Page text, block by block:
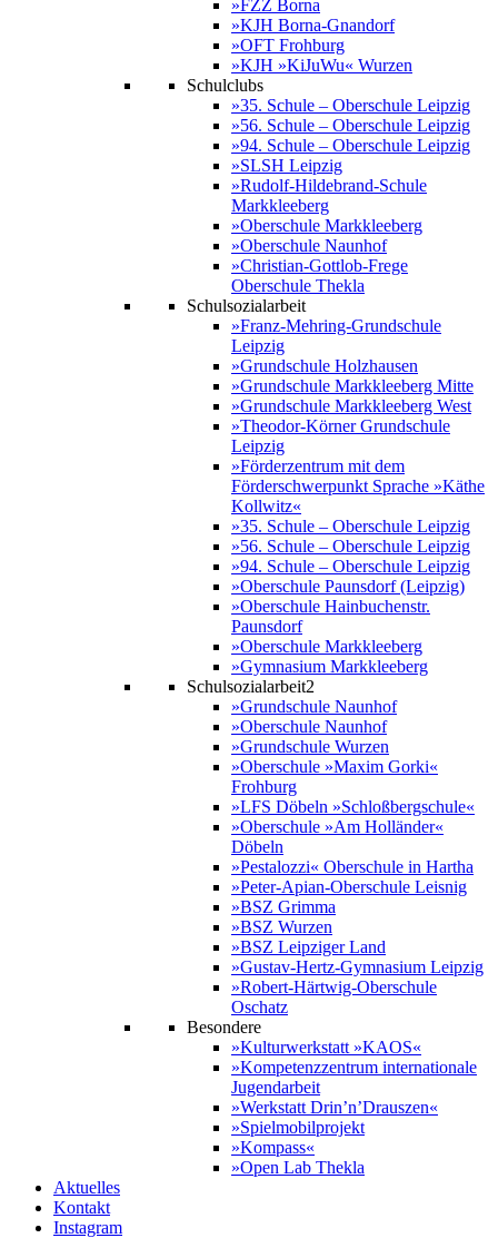
»FZZ Borna
»KJH Borna-Gnandorf
»OFT Frohburg
»KJH »KiJuWu« Wurzen
Schulclubs
»35. Schule – Oberschule Leipzig
»56. Schule – Oberschule Leipzig
»94. Schule – Oberschule Leipzig
»SLSH Leipzig
»Rudolf-Hildebrand-Schule
Markkleeberg
»Oberschule Markkleeberg
»Oberschule Naunhof
»Christian-Gottlob-Frege
Oberschule Thekla
Schulsozialarbeit
»Franz-Mehring-Grundschule
Leipzig
»Grundschule Holzhausen
»Grundschule Markkleeberg Mitte
»Grundschule Markkleeberg West
»Theodor-Körner Grundschule
Leipzig
»Förderzentrum mit dem
Förderschwerpunkt Sprache »Käthe
Kollwitz«
»35. Schule – Oberschule Leipzig
»56. Schule – Oberschule Leipzig
»94. Schule – Oberschule Leipzig
»Oberschule Paunsdorf (Leipzig)
»Oberschule Hainbuchenstr.
Paunsdorf
»Oberschule Markkleeberg
»Gymnasium Markkleeberg
Schulsozialarbeit2
»Grundschule Naunhof
»Oberschule Naunhof
»Grundschule Wurzen
»Oberschule »Maxim Gorki«
Frohburg
»LFS Döbeln »Schloßbergschule«
»Oberschule »Am Holländer«
Döbeln
»Pestalozzi« Oberschule in Hartha
»Peter-Apian-Oberschule Leisnig
»BSZ Grimma
»BSZ Wurzen
»BSZ Leipziger Land
»Gustav-Hertz-Gymnasium Leipzig
»Robert-Härtwig-Oberschule
Oschatz
Besondere
»Kulturwerkstatt »KAOS«
»Kompetenzzentrum internationale
Jugendarbeit
»Werkstatt Drin’n’Drauszen«
»Spielmobilprojekt
»Kompass«
»Open Lab Thekla
Aktuelles
Kontakt
Instagram